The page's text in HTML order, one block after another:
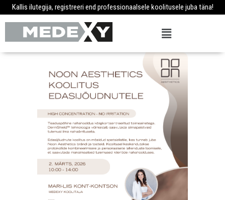
Kallis ilutegija, registreeri end professionaalsele koolitusele juba täna!